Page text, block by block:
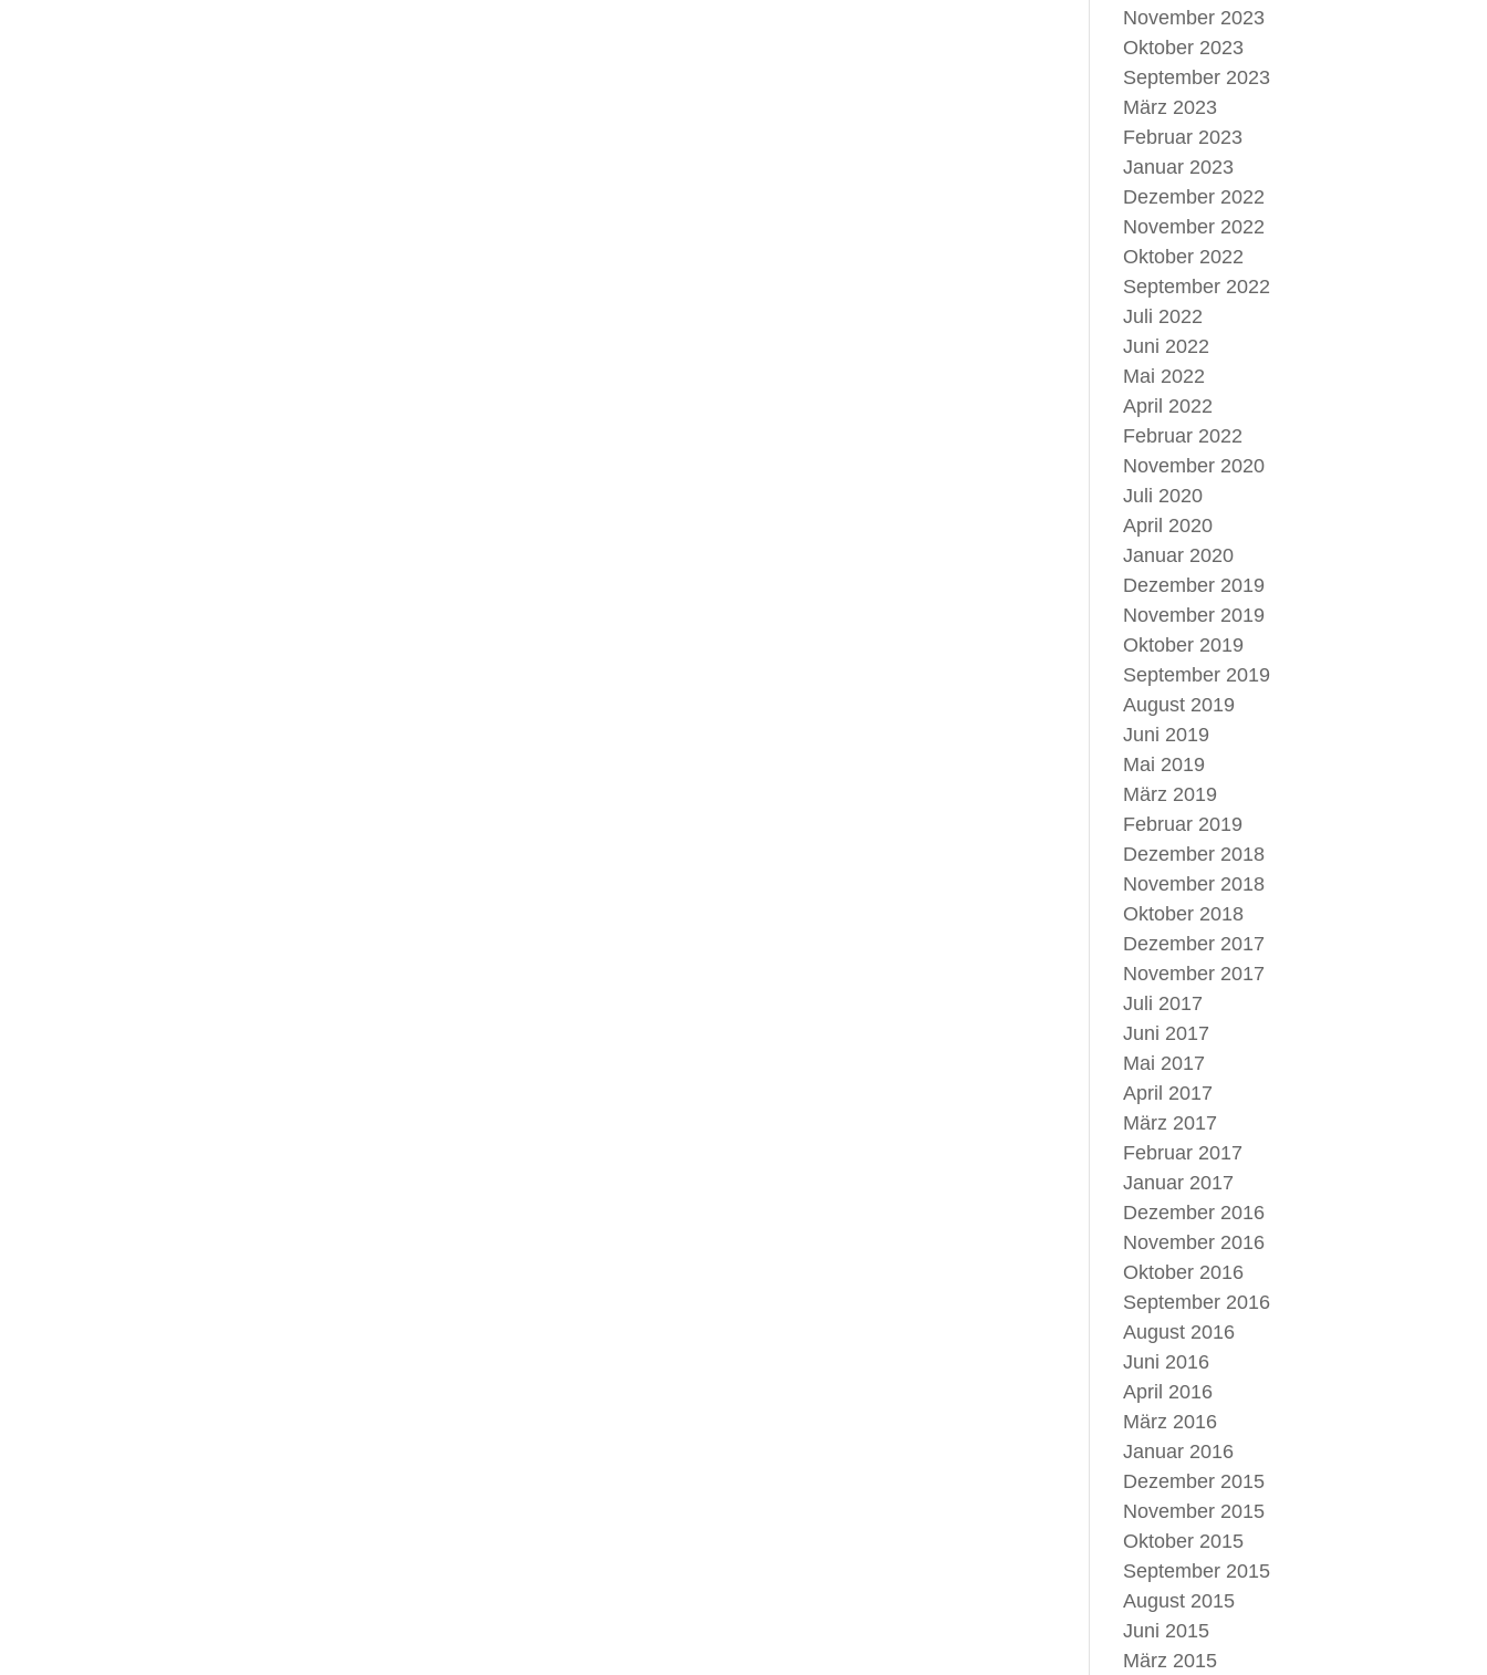
November 2023
Oktober 2023
September 2023
März 2023
Februar 2023
Januar 2023
Dezember 2022
November 2022
Oktober 2022
September 2022
Juli 2022
Juni 2022
Mai 2022
April 2022
Februar 2022
November 2020
Juli 2020
April 2020
Januar 2020
Dezember 2019
November 2019
Oktober 2019
September 2019
August 2019
Juni 2019
Mai 2019
März 2019
Februar 2019
Dezember 2018
November 2018
Oktober 2018
Dezember 2017
November 2017
Juli 2017
Juni 2017
Mai 2017
April 2017
März 2017
Februar 2017
Januar 2017
Dezember 2016
November 2016
Oktober 2016
September 2016
August 2016
Juni 2016
April 2016
März 2016
Januar 2016
Dezember 2015
November 2015
Oktober 2015
September 2015
August 2015
Juni 2015
März 2015